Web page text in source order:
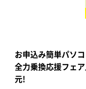
お申込み簡単パソ
全力乗換応援フェ
元!